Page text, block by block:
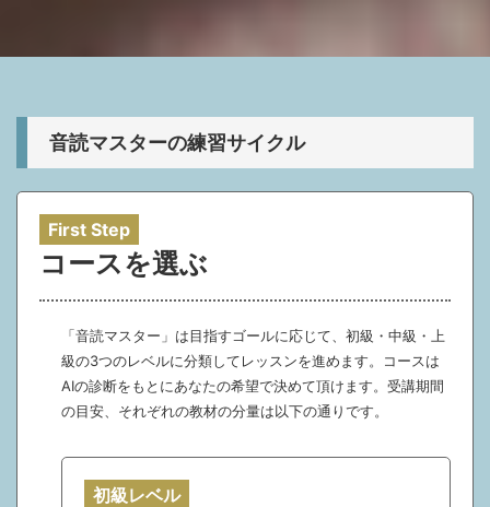
をしている講師）
音読マスターの練習サイクル
First Step
コースを選ぶ
「音読マスター」は目指すゴールに応じて、初級・中級・上
級の3つのレベルに分類してレッスンを進めます。コースは
AIの診断をもとにあなたの希望で決めて頂けます。受講期間
の目安、それぞれの教材の分量は以下の通りです。
初級レベル